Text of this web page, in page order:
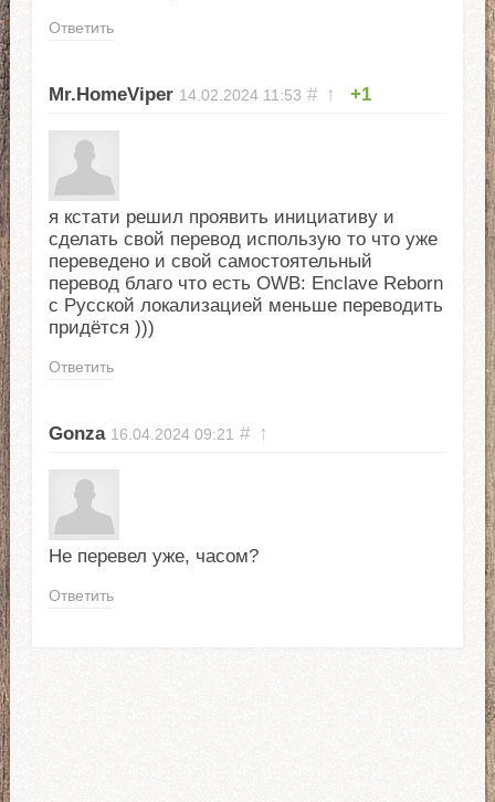
Ответить
Mr.HomeViper 14.02.2024 11:53 # ↑ +1
я кстати решил проявить инициативу и
сделать свой перевод использую то что уже
переведено и свой самостоятельный
перевод благо что есть OWB: Enclave Reborn
с Русской локализацией меньше переводить
придётся )))
Ответить
Gonza 16.04.2024 09:21 # ↑
Не перевел уже, часом?
Ответить